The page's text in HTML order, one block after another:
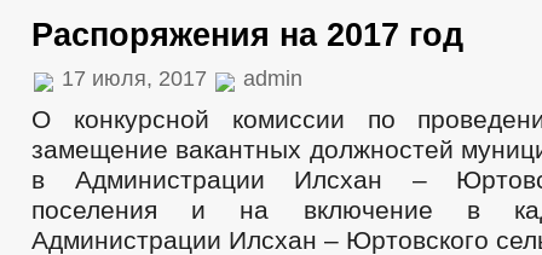
Распоряжения на 2017 год
17 июля, 2017 admin
О конкурсной комиссии по
замещение вакантных должностей
в Администрации Илсхан –
поселения и на включение в
Администрации Илсхан – Юртовского